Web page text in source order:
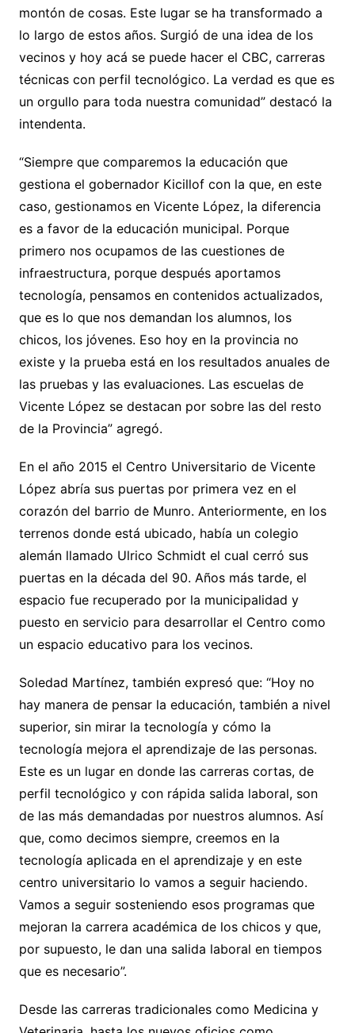
montón de cosas. Este lugar se ha transformado a
lo largo de estos años. Surgió de una idea de los
vecinos y hoy acá se puede hacer el CBC, carreras
técnicas con perfil tecnológico. La verdad es que es
un orgullo para toda nuestra comunidad” destacó la
intendenta.
“Siempre que comparemos la educación que
gestiona el gobernador Kicillof con la que, en este
caso, gestionamos en Vicente López, la diferencia
es a favor de la educación municipal. Porque
primero nos ocupamos de las cuestiones de
infraestructura, porque después aportamos
tecnología, pensamos en contenidos actualizados,
que es lo que nos demandan los alumnos, los
chicos, los jóvenes. Eso hoy en la provincia no
existe y la prueba está en los resultados anuales de
las pruebas y las evaluaciones. Las escuelas de
Vicente López se destacan por sobre las del resto
de la Provincia” agregó.
En el año 2015 el Centro Universitario de Vicente
López abría sus puertas por primera vez en el
corazón del barrio de Munro. Anteriormente, en los
terrenos donde está ubicado, había un colegio
alemán llamado Ulrico Schmidt el cual cerró sus
puertas en la década del 90. Años más tarde, el
espacio fue recuperado por la municipalidad y
puesto en servicio para desarrollar el Centro como
un espacio educativo para los vecinos.
Soledad Martínez, también expresó que: “Hoy no
hay manera de pensar la educación, también a nivel
superior, sin mirar la tecnología y cómo la
tecnología mejora el aprendizaje de las personas.
Este es un lugar en donde las carreras cortas, de
perfil tecnológico y con rápida salida laboral, son
de las más demandadas por nuestros alumnos. Así
que, como decimos siempre, creemos en la
tecnología aplicada en el aprendizaje y en este
centro universitario lo vamos a seguir haciendo.
Vamos a seguir sosteniendo esos programas que
mejoran la carrera académica de los chicos y que,
por supuesto, le dan una salida laboral en tiempos
que es necesario”.
Desde las carreras tradicionales como Medicina y